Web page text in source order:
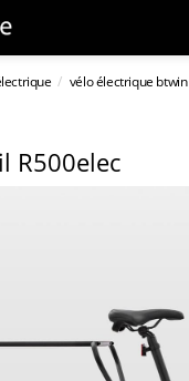
vélo électrique btwin
R500elec